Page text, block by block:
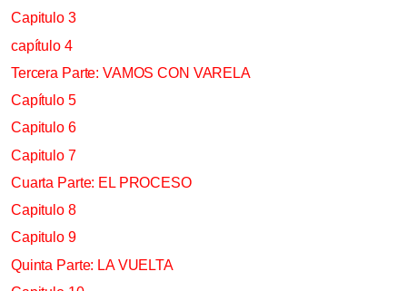
Capitulo 3
capítulo 4
Tercera Parte: VAMOS CON VARELA
Capítulo 5
Capitulo 6
Capitulo 7
Cuarta Parte: EL PROCESO
Capitulo 8
Capitulo 9
Quinta Parte: LA VUELTA